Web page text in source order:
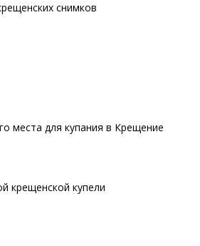
снимков
места для купания в Крещение
крещенской купели